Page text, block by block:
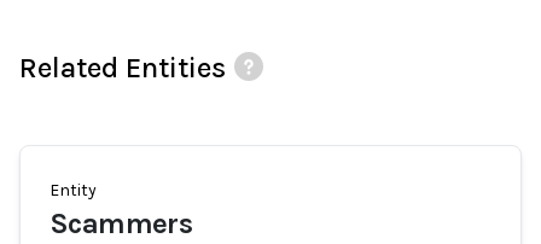
Related Entities
Entity
Scammers